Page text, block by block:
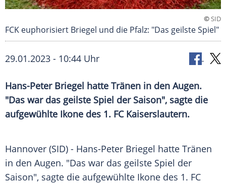
©SID
FCK euphorisiert Briegel und die Pfalz: "Das geilste Spiel"
29.01.2023 - 10:44 Uhr
Hans-Peter Briegel hatte Tränen in den Augen.
"Das war das geilste Spiel der Saison", sagte die
aufgewühlte Ikone des 1. FC Kaiserslautern.
Hannover (SID) - Hans-Peter Briegel hatte Tränen
in den Augen. "Das war das geilste Spiel der
Saison", sagte die aufgewühlte Ikone des 1. FC